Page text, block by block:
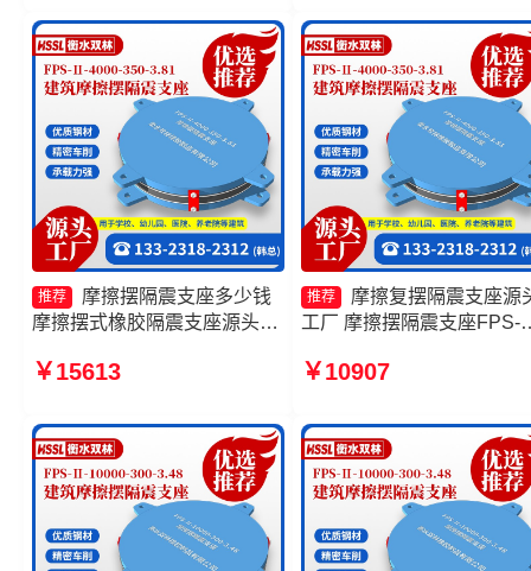
厂 摩擦摆隔震支座FPSII-
3000-350-3.81厂家
推荐
摩擦摆隔震支座多少钱
摩擦摆式橡胶隔震支座源头工
3000-300-3.48源头工厂 FPS-
￥15613
推荐
摩擦复摆隔震支座源
工厂 摩擦摆隔震支座FPS-
擦摆支座-15.0ZX支座的生
8000-300-3.48
￥10907